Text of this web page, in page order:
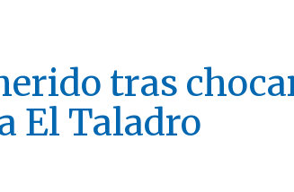
tras
El Taladro